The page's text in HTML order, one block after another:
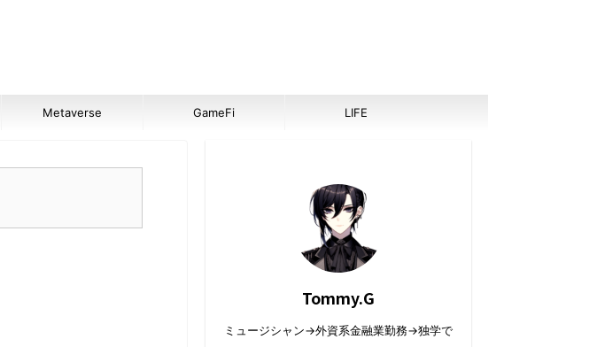
Metaverse GameFi LIFE
Tommy.G
ミュージシャン→外資系金融業勤務→独学で